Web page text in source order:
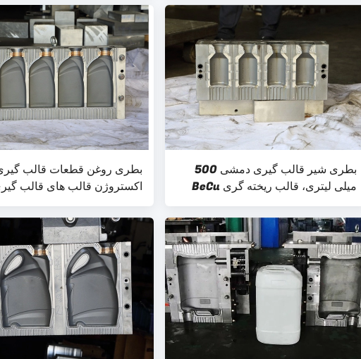
بطری روغن قطعات قالب
اکستروژن قالب های قالب
دمشی 1 لیتری
بطری شیر قالب گیری دمشی 500
میلی لیتری، قالب ریخته گری BeCu